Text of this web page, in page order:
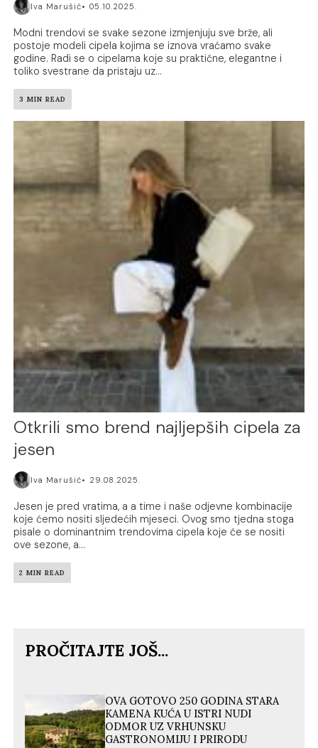
Iva Marušić 05.10.2025.
Modni trendovi se svake sezone izmjenjuju sve brže, ali
postoje modeli cipela kojima se iznova vraćamo svake
godine. Radi se o cipelama koje su praktične, elegantne i
toliko svestrane da pristaju uz...
3 MIN READ
Otkrili smo brend najljepših cipela za
jesen
Iva Marušić 29.08.2025.
Jesen je pred vratima, a a time i naše odjevne kombinacije
koje ćemo nositi sljedećih mjeseci. Ovog smo tjedna stoga
pisale o dominantnim trendovima cipela koje će se nositi
ove sezone, a...
2 MIN READ
PROČITAJTE JOŠ...
OVA GOTOVO 250 GODINA STARA
KAMENA KUĆA U ISTRI NUDI
ODMOR UZ VRHUNSKU
GASTRONOMIJU I PRIRODU